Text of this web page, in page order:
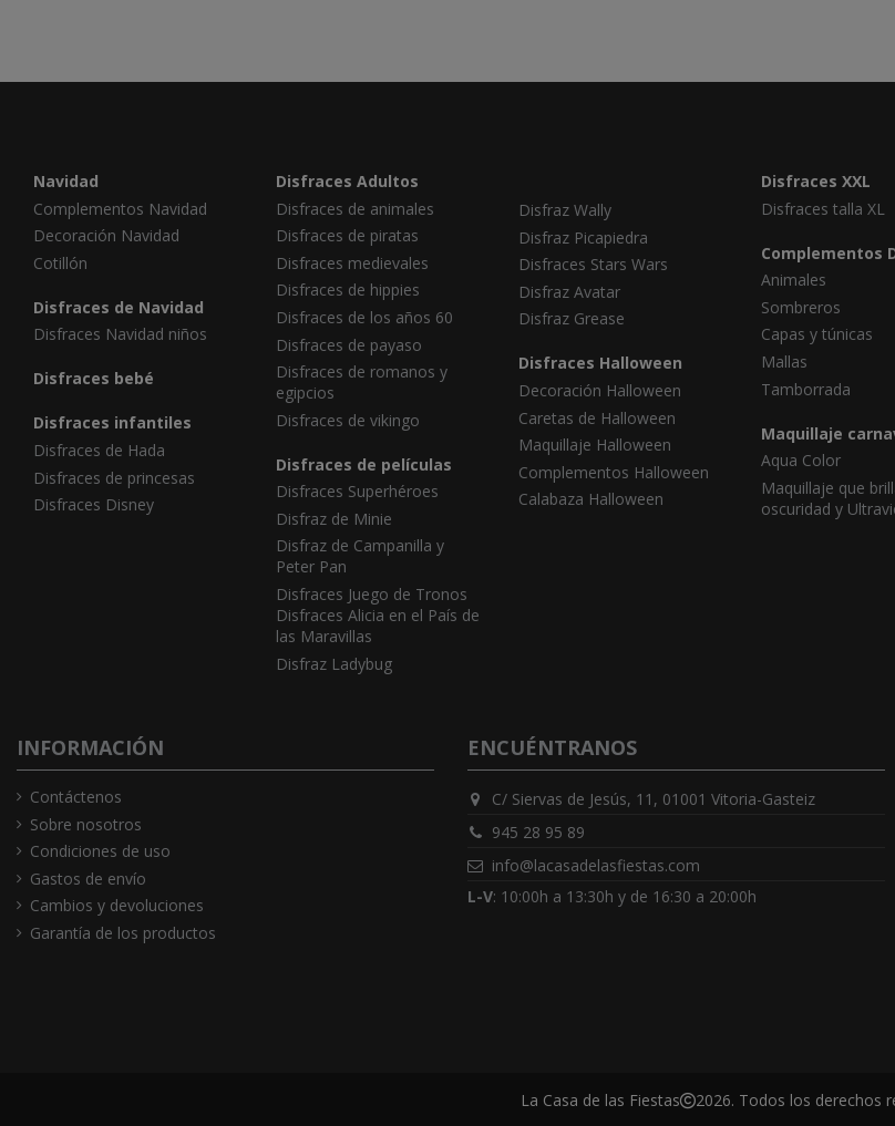
Navidad
Complementos Navidad
Decoración Navidad
Cotillón
Disfraces de Navidad
Disfraces Navidad niños
Disfraces bebé
Disfraces infantiles
Disfraces de Hada
Disfraces de princesas
Disfraces Disney
Disfraces Adultos
Disfraces de animales
Disfraces de piratas
Disfraces medievales
Disfraces de hippies
Disfraces de los años 60
Disfraces de payaso
Disfraces de romanos y
egipcios
Disfraces de vikingo
Disfraces de películas
Disfraces Superhéroes
Disfraz de Minie
Disfraz de Campanilla y
Peter Pan
Disfraces Juego de Tronos
Disfraces Alicia en el País de
las Maravillas
Disfraz Ladybug
Disfraz Wally
Disfraz Picapiedra
Disfraces Stars Wars
Disfraz Avatar
Disfraz Grease
Disfraces Halloween
Decoración Halloween
Caretas de Halloween
Maquillaje Halloween
Complementos Halloween
Calabaza Halloween
Disfraces XXL
Disfraces talla XL
Complementos
Animales
Sombreros
Capas y túnicas
Mallas
Tamborrada
Maquillaje
Aqua Color
Maquillaje que
oscuridad y
INFORMACIÓN
Contáctenos
Sobre nosotros
Condiciones de uso
Gastos de envío
Cambios y devoluciones
Garantía de los productos
ENCUÉNTRANOS
C/ Siervas de Jesús, 11, 01001 Vitoria-Gasteiz
945 28 95 89
info@lacasadelasfiestas.com
L-V: 10:00h a 13:30h y de 16:30 a 20:00h
La Casa de las Fiestas
2026. Todos los derechos